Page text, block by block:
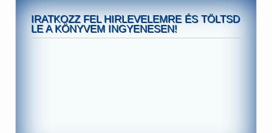
IRATKOZZ FEL HIRLEVELEMRE ÉS TÖLTSD
LE A KÖNYVEM INGYENESEN!